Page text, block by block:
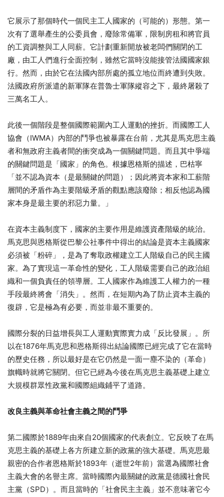
它展示了那個時代一個民主工人國家的（可能的）形態。第一
次有了選舉產生的公委員會，廢除常備軍，限制房租和將官員
的工資調整與工人同薪。它計劃重新開放被老闆們關閉的工
廠，由工人們進行全面控制，雖然它當時沒能接管法國國家銀
行。然而，由於它在法國內部所處的孤立地位而終遭到失敗。
法國政府所派遣的新軍隊在普魯士軍隊縱容之下，最終屠殺了
三萬名工人。
此後一個階段是整個國際範圍內工人運動的挫折。而國際工人
協會（IWMA）內部的鬥爭也被暴露在台前，尤其是馬克思主義
者和無政府主義者間的衝突成為一個關鍵問題。而且其中爭端
的關鍵問題是「國家」的角色。根據恩格斯的描述，巴枯寧
「並不認為資本（是最關鍵的問題）；因此將資本家和工薪階
層間的矛盾作為主要階級矛盾的觀點應該廢除；相反他認為國
家本身是最主要的邪惡力量。」
在資本主義制度下，國家的主要作用是維護資產階級的統治。
馬克思與恩格斯從巴黎公社事件中得出的結論是資本主義國家
必須被「粉碎」，是為了奪取政權建立工人階級自己的民主國
家。為了實現這一革命性的變化，工人階級需要自己的政治組
織和一個負責任的領導層。工人國家作為維護工人權力的一種
手段最終將會「消失」。然而，在短期內為了防止資本主義的
復辟，它是極為有必要，而並非最不重要的。
國際分裂的日益增長與工人運動實際實力成「反比發展」。所
以在1876年馬克思和恩格斯得出結論國際已經完成了它在當時
的歷史任務，所以最好是在它仍然是一面一塵不染的（革命）
旗幟時就將它關閉。但它已經為今後在馬克思主義基礎上建立
大規模群眾性政黨和國際組織鋪平了道路。
改良主義與革命社會主義之間的鬥爭
第二國際於1889年由來自20個國家的代表創立。它反映了在馬
克思主義的基礎上各方所建立新的政黨的強大基礎。馬克思最
親密的合作者恩格斯於1893年（逝世2年前）當選為國際社會
主義大會的名譽主席。當時國際內最關鍵的政黨是德國社會民
主黨（SPD）。而且當時的「社會民主主義」並不意味著它今